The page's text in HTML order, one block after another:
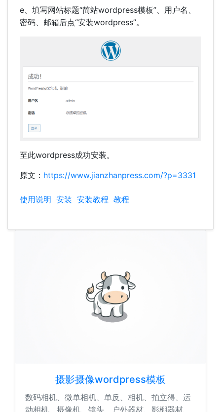
e、填写网站标题“简站wordpress模板”、用户名、
密码、邮箱后点“安装wordpress”。
至此wordpress成功安装。
原文： https://www.jianzhanpress.com/?p=3331
使用说明 安装 安装教程 教程
摄影摄像wordpress模板
数码相机、微单相机、单反、相机、拍立得、运
动相机、摄像机、镜头、户外器材、影棚器材、